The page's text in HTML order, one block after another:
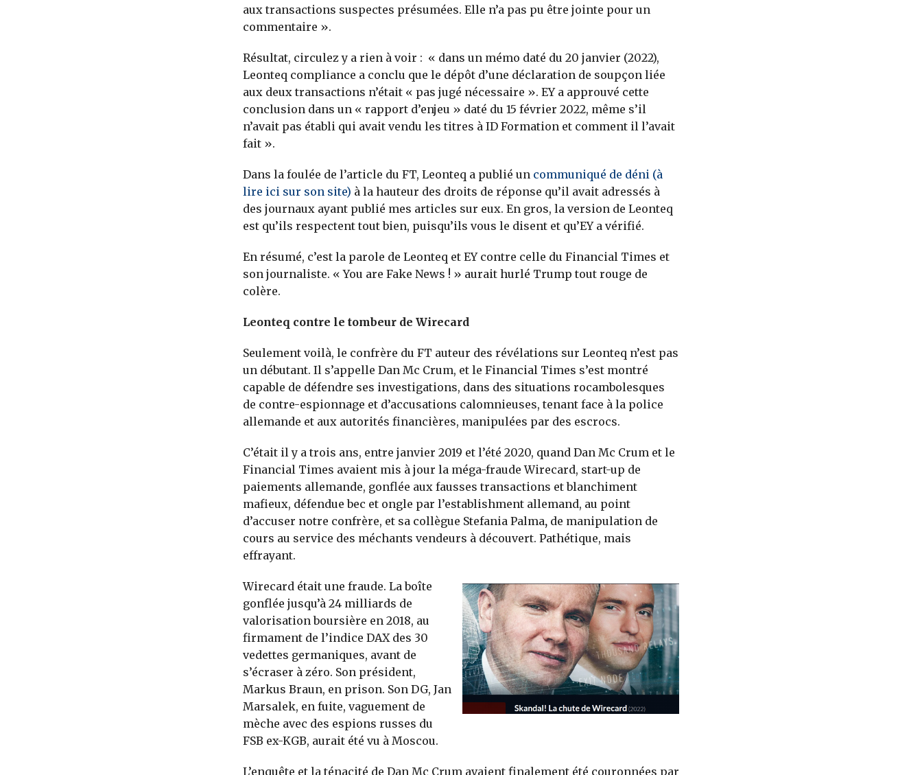
aux transactions suspectes présumées. Elle n’a pas pu être jointe pour un
commentaire ».
Résultat, circulez y a rien à voir : « dans un mémo daté du 20 janvier (2022),
Leonteq compliance a conclu que le dépôt d’une déclaration de soupçon liée
aux deux transactions n’était « pas jugé nécessaire ». EY a approuvé cette
conclusion dans un « rapport d’enjeu » daté du 15 février 2022, même s’il
n’avait pas établi qui avait vendu les titres à ID Formation et comment il l’avait
fait ».
Dans la foulée de l’article du FT, Leonteq a publié un communiqué de déni (à
lire ici sur son site) à la hauteur des droits de réponse qu’il avait adressés à
des journaux ayant publié mes articles sur eux. En gros, la version de Leonteq
est qu’ils respectent tout bien, puisqu’ils vous le disent et qu’EY a vérifié.
En résumé, c’est la parole de Leonteq et EY contre celle du Financial Times et
son journaliste. « You are Fake News ! » aurait hurlé Trump tout rouge de
colère.
Leonteq contre le tombeur de Wirecard
Seulement voilà, le confrère du FT auteur des révélations sur Leonteq n’est pas
un débutant. Il s’appelle Dan Mc Crum, et le Financial Times s’est montré
capable de défendre ses investigations, dans des situations rocambolesques
de contre-espionnage et d’accusations calomnieuses, tenant face à la police
allemande et aux autorités financières, manipulées par des escrocs.
C’était il y a trois ans, entre janvier 2019 et l’été 2020, quand Dan Mc Crum et le
Financial Times avaient mis à jour la méga-fraude Wirecard, start-up de
paiements allemande, gonflée aux fausses transactions et blanchiment
mafieux, défendue bec et ongle par l’establishment allemand, au point
d’accuser notre confrère, et sa collègue Stefania Palma, de manipulation de
cours au service des méchants vendeurs à découvert. Pathétique, mais
effrayant.
Wirecard était une fraude. La boîte
gonflée jusqu’à 24 milliards de
valorisation boursière en 2018, au
firmament de l’indice DAX des 30
vedettes germaniques, avant de
s’écraser à zéro. Son président,
Markus Braun, en prison. Son DG, Jan
Marsalek, en fuite, vaguement de
mèche avec des espions russes du
FSB ex-KGB, aurait été vu à Moscou.
L’enquête et la ténacité de Dan Mc Crum avaient finalement été couronnées par